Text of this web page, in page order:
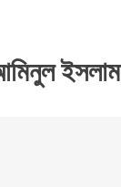
ইসলাম